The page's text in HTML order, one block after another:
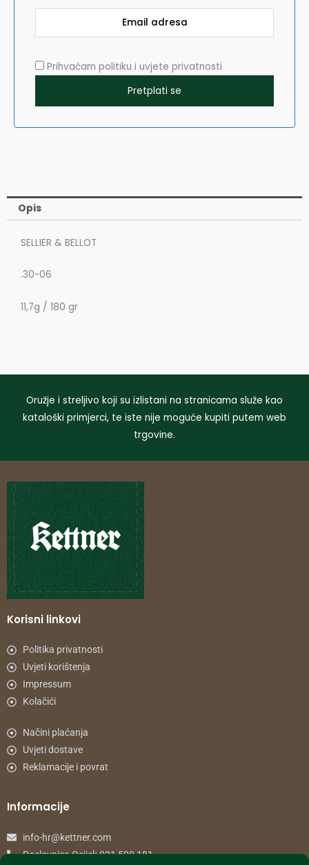
Prihvaćam politiku i uvjete privatnosti
Opis
SELLIER & BELLOT
.30-06
11,7g / 180 gr
Oružje i streljivo koji su izlistani na stranicama služe kao
kataloški primjerci, te iste nije moguće kupiti putem web
trgovine.
Korisni linkovi
Politika privatnosti
Uvjeti korištenja
Impressum
Kolačići
Načini plaćanja
Uvjeti dostave
Reklamacije i povrat
Informacije
info-hr@kettner.com
Poslovnica Osijek 031 500 181